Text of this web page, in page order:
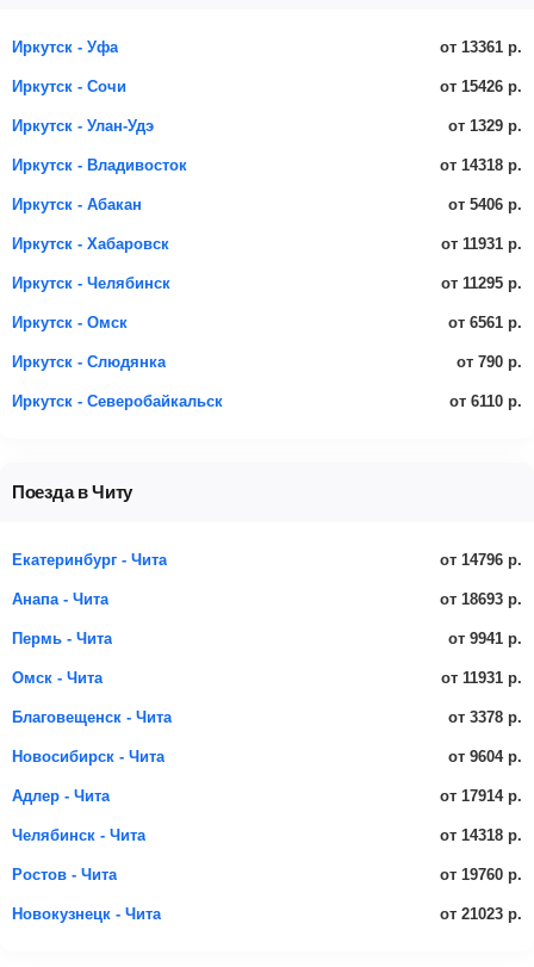
Иркутск - Уфа от 13361 р.
Иркутск - Сочи от 15426 р.
Иркутск - Улан-Удэ от 1329 р.
Иркутск - Владивосток от 14318 р.
Иркутск - Абакан от 5406 р.
Иркутск - Хабаровск от 11931 р.
Иркутск - Челябинск от 11295 р.
Иркутск - Омск от 6561 р.
Иркутск - Слюдянка от 790 р.
Иркутск - Северобайкальск от 6110 р.
Поезда в Читу
Екатеринбург - Чита от 14796 р.
Анапа - Чита от 18693 р.
Пермь - Чита от 9941 р.
Омск - Чита от 11931 р.
Благовещенск - Чита от 3378 р.
Новосибирск - Чита от 9604 р.
Адлер - Чита от 17914 р.
Челябинск - Чита от 14318 р.
Ростов - Чита от 19760 р.
Новокузнецк - Чита от 21023 р.